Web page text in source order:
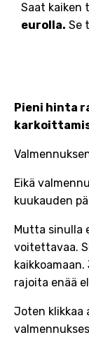
Saat kaiken
eurolla. Se
Pieni hinta
Eikä
kuukauden
Mutta sinulla
voitettavaa.
rajoita enää
Joten klikkaa